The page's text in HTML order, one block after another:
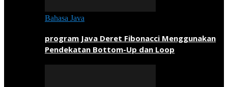
Bahasa Java
program Java Deret Fibonacci Menggunakan
Pendekatan Bottom-Up dan Loop